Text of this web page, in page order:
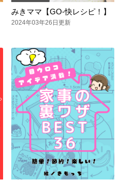
みきママ【GO-快レシピ！】
2024年03年26日更新